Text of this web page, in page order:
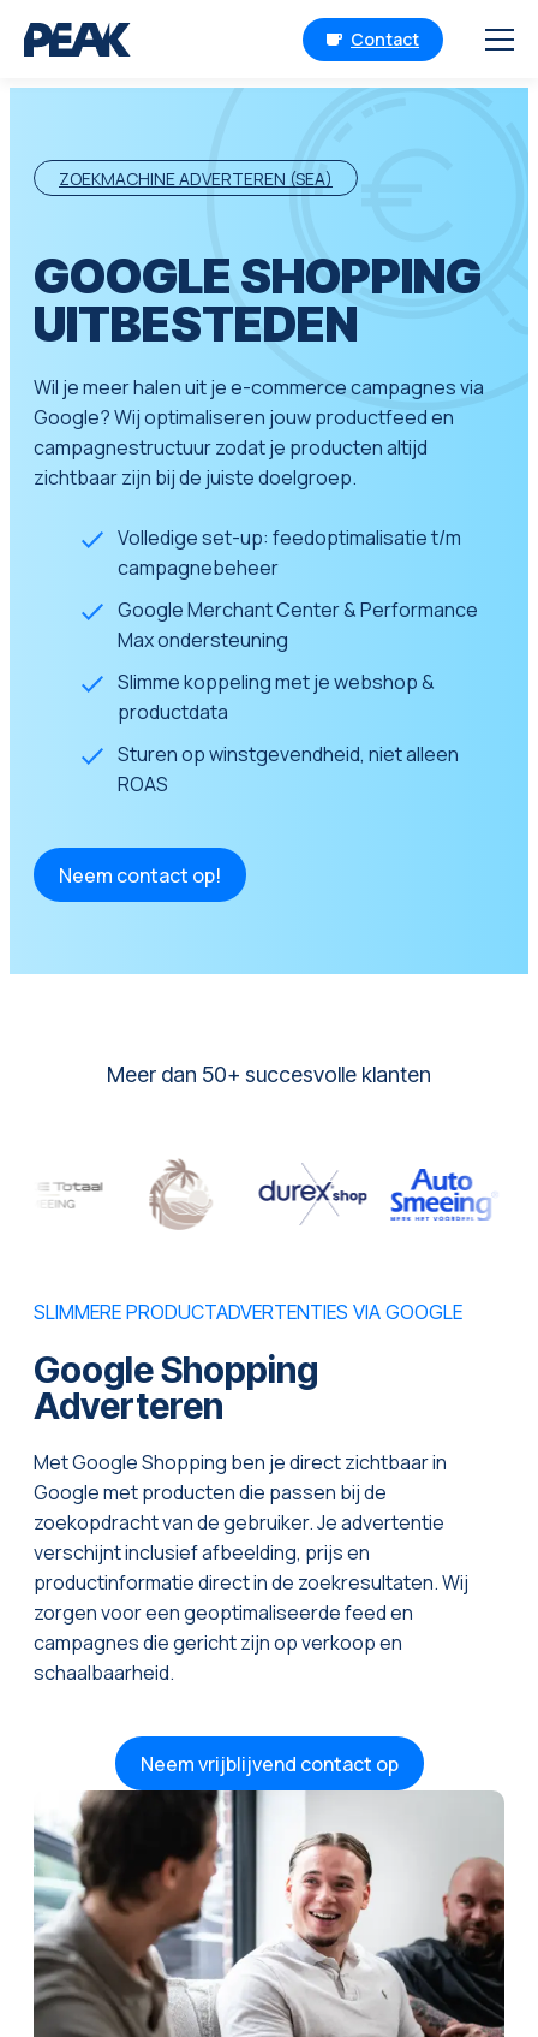
Contact
ZOEKMACHINE ADVERTEREN (SEA)
GOOGLE SHOPPING
UITBESTEDEN
Wil je meer halen uit je e-commerce campagnes via
Google? Wij optimaliseren jouw productfeed en
campagnestructuur zodat je producten altijd
zichtbaar zijn bij de juiste doelgroep.
Volledige set-up: feedoptimalisatie t/m
campagnebeheer
Google Merchant Center & Performance
Max ondersteuning
Slimme koppeling met je webshop &
productdata
Sturen op winstgevendheid, niet alleen
ROAS
Neem contact op!
Meer dan 50+ succesvolle klanten
SLIMMERE PRODUCTADVERTENTIES VIA GOOGLE
Google Shopping
Adverteren
Met Google Shopping ben je direct zichtbaar in
Google met producten die passen bij de
zoekopdracht van de gebruiker. Je advertentie
verschijnt inclusief afbeelding, prijs en
productinformatie direct in de zoekresultaten. Wij
zorgen voor een geoptimaliseerde feed en
campagnes die gericht zijn op verkoop en
schaalbaarheid.
Neem vrijblijvend contact op